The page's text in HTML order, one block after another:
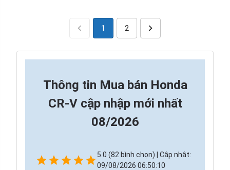
1 2
Thông tin Mua bán Honda
CR-V cập nhập mới nhất
08/2026
5.0 (82 bình chọn) | Cập nhật:
09/08/2026 06:50:10